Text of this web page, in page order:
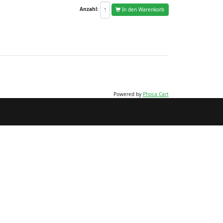
Anzahl: In den Warenkorb
Powered by Phoca Cart